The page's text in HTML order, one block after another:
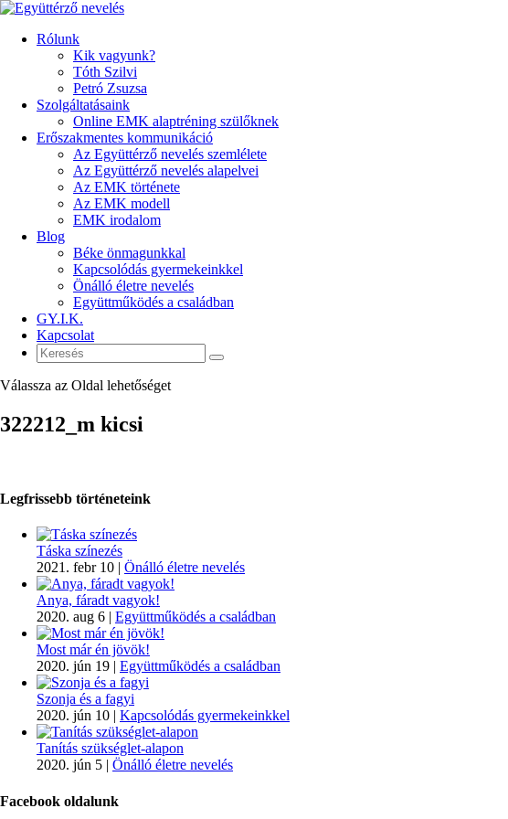
Rólunk
Kik vagyunk?
Tóth Szilvi
Petró Zsuzsa
Szolgáltatásaink
Online EMK alaptréning szülőknek
Erőszakmentes kommunikáció
Az Együttérző nevelés szemlélete
Az Együttérző nevelés alapelvei
Az EMK története
Az EMK modell
EMK irodalom
Blog
Béke önmagunkkal
Kapcsolódás gyermekeinkkel
Önálló életre nevelés
Együttműködés a családban
GY.I.K.
Kapcsolat
Válassza az Oldal lehetőséget
322212_m kicsi
Legfrissebb történeteink
Táska színezés
2021. febr 10 | Önálló életre nevelés
Anya, fáradt vagyok!
2020. aug 6 | Együttműködés a családban
Most már én jövök!
2020. jún 19 | Együttműködés a családban
Szonja és a fagyi
2020. jún 10 | Kapcsolódás gyermekeinkkel
Tanítás szükséglet-alapon
2020. jún 5 | Önálló életre nevelés
Facebook oldalunk